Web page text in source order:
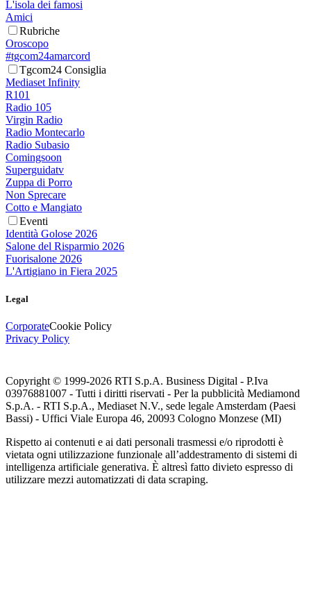
L'isola dei famosi
Amici
Rubriche
Oroscopo
#tgcom24amarcord
Tgcom24 Consiglia
Mediaset Infinity
R101
Radio 105
Virgin Radio
Radio Montecarlo
Radio Subasio
Comingsoon
Superguidatv
Zuppa di Porro
Non Sprecare
Cotto e Mangiato
Eventi
Identità Golose 2026
Salone del Risparmio 2026
Fuorisalone 2026
L'Artigiano in Fiera 2025
Legal
CorporateCookie Policy
Privacy Policy
Copyright © 1999-2026 RTI S.p.A. Business Digital - P.Iva
03976881007 - Tutti i diritti riservati - Per la pubblicità Mediamond
S.p.A. - RTI S.p.A., Mediaset N.V., sede legale Amsterdam (Paesi
Bassi) - Uffici Viale Europa 46, 20093 Cologno Monzese (MI)
Rispetto ai contenuti e ai dati personali trasmessi e/o riprodotti è
vietata ogni utilizzazione funzionale all’addestramento di sistemi di
intelligenza artificiale generativa. È altresì fatto divieto espresso di
utilizzare mezzi automatizzati di data scraping.